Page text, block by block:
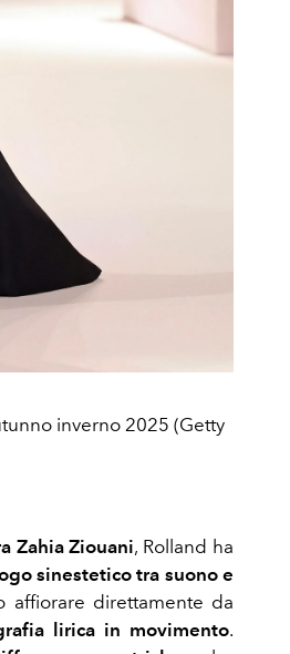
inverno 2025 (Getty
Zahia Ziouani, Rolland ha
sinestetico tra suono e
affiorare direttamente da
lirica in movimento.